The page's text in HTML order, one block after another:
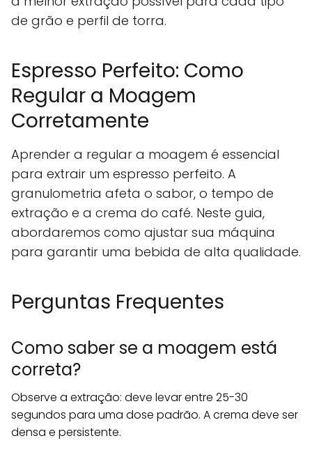
de grão e perfil de torra.
Espresso Perfeito: Como
Regular a Moagem
Corretamente
Aprender a regular a moagem é essencial
para extrair um espresso perfeito. A
granulometria afeta o sabor, o tempo de
extração e a crema do café. Neste guia,
abordaremos como ajustar sua máquina
para garantir uma bebida de alta qualidade.
Perguntas Frequentes
Como saber se a moagem está
correta?
Observe a extração: deve levar entre 25-30
segundos para uma dose padrão. A crema deve ser
densa e persistente.